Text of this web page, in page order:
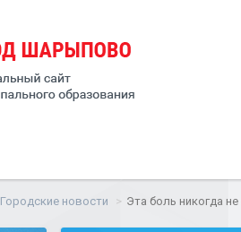
Городские новости Эта боль никогда не